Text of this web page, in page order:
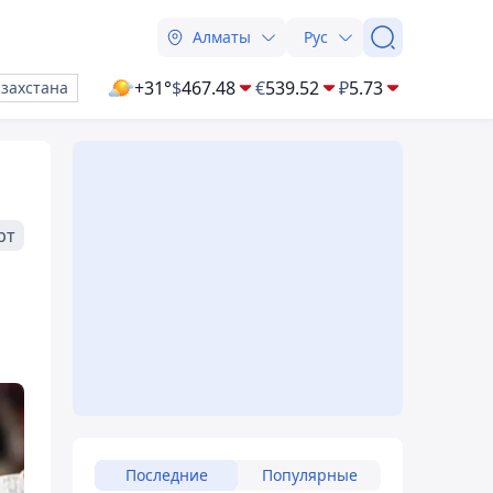
Алматы Рус
+31°$467.48 €539.52 ₽5.73
Последние Популярные